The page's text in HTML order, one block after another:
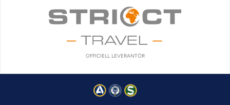
OFFICIELL LEVERANTÖR